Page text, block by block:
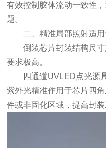
有效控制胶体流动一致性
题。
二、精准局部照射适
倒装芯片封装结构尺寸
要求极高。
四通道UVLED点光源具
紫外光精准作用于芯片四
件或非固化区域，提高封装